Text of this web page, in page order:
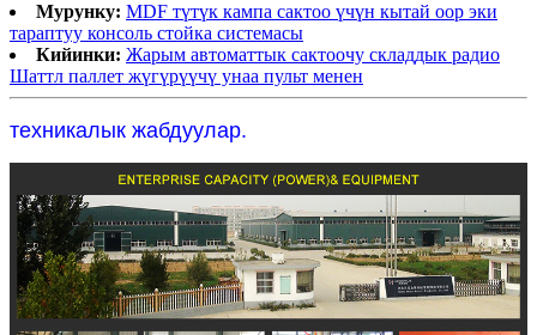
Мурунку: MDF түтүк кампа сактоо үчүн кытай оор эки
тараптуу консоль стойка системасы
Кийинки: Жарым автоматтык сактоочу складдык радио
Шаттл паллет жүгүрүүчү унаа пульт менен
техникалык жабдуулар.